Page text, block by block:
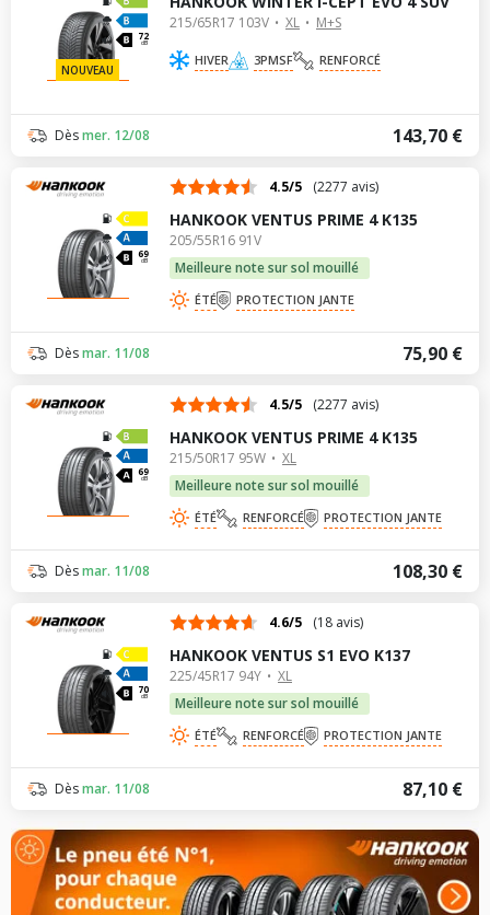
NOUVEAU
72
dB
215/65R17 103V XL M+S
HIVER 3PMSF RENFORCÉ
143,70 €
Dèsmer. 12/08
69
dB
4.5/5 (2277 avis)
HANKOOK VENTUS PRIME 4 K135
205/55R16 91V
Meilleure note sur sol mouillé
ÉTÉ PROTECTION JANTE
75,90 €
Dèsmar. 11/08
69
dB
4.5/5 (2277 avis)
HANKOOK VENTUS PRIME 4 K135
215/50R17 95W
XL
Meilleure note sur sol mouillé
ÉTÉ RENFORCÉ PROTECTION JANTE
108,30 €
Dèsmar. 11/08
70
dB
4.6/5 (18 avis)
HANKOOK VENTUS S1 EVO K137
225/45R17 94Y
XL
Meilleure note sur sol mouillé
ÉTÉ RENFORCÉ PROTECTION JANTE
87,10 €
Dèsmar. 11/08